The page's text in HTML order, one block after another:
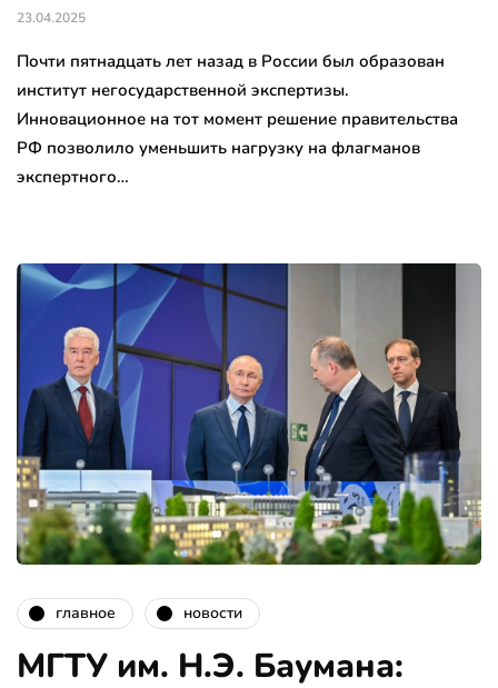
23.04.2025
Почти пятнадцать лет назад в России был образован
институт негосударственной экспертизы.
Инновационное на тот момент решение правительства
РФ позволило уменьшить нагрузку на флагманов
экспертного…
главное новости
МГТУ им. Н.Э. Баумана: